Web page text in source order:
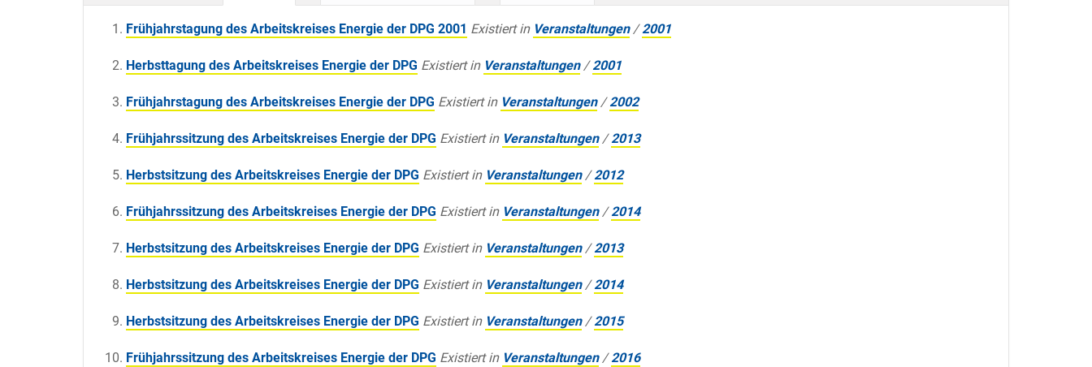
Frühjahrstagung des Arbeitskreises Energie der DPG 2001 Existiert in Veranstaltungen /2001
Herbsttagung des Arbeitskreises Energie der DPG Existiert in Veranstaltungen /2001
Frühjahrstagung des Arbeitskreises Energie der DPG Existiert in Veranstaltungen /2002
Frühjahrssitzung des Arbeitskreises Energie der DPG Existiert in Veranstaltungen /2013
Herbstsitzung des Arbeitskreises Energie der DPG Existiert in Veranstaltungen /2012
Frühjahrssitzung des Arbeitskreises Energie der DPG Existiert in Veranstaltungen /2014
Herbstsitzung des Arbeitskreises Energie der DPG Existiert in Veranstaltungen /2013
Herbstsitzung des Arbeitskreises Energie der DPG Existiert in Veranstaltungen /2014
Herbstsitzung des Arbeitskreises Energie der DPG Existiert in Veranstaltungen /2015
Frühjahrssitzung des Arbeitskreises Energie der DPG Existiert in Veranstaltungen /2016